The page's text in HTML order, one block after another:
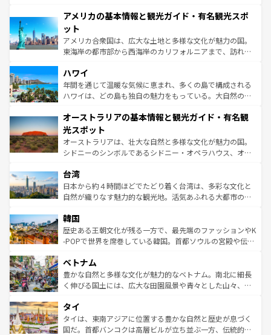
ンツ一覧を参照してほしい。
の建物がそのまま残る町や、スイスならではのユニークな
博物館もあり、アルプス観光だけでなく町歩きも満喫する
ことができる。国民の所得が高いため物価も高いが、旅行
者向けの交通パス提供のサービスもあり、うまく活用すれ
着のスイス情報は
アメリカの基本情報と観光ガイド・有名観光スポ
ット
アメリカ合衆国は、広大な土地と多様な文化が魅力の国。
東海岸の都市部から西海岸のカリフォルニアまで、訪れる
のような巨大都市は、観光、ショッピング、エンターテイ
ンメントが詰まった刺激的なスポットだ。一方、アメリカ
西部には大自然が広がり、グランドキャニオンやイエロー
部のニューオーリンズでは、音楽と美食が融合した独特の
文化が魅力。旅行者はアメリカの各地域で異なる魅力を楽
しみながら、その多様性と豊かな歴史を感じることができ
るだろう。車でのロードトリップや列車の旅も、アメリカ
情報は
ハワイ
年間を通じて温暖な気候に恵まれ、多くの島で構成される
ハワイは、どの島も独自の魅力をもっている。大自然の神
ワイ島は見逃せない。また、定番の観光地といえばオアフ
島だが、静かな自然を求めるならマウイ島やカウアイ島が
おすすめ。エメラルドグリーンに輝く海をはじめ、豊かな
文化や歴史が息づいている。「アロハスピリット」と呼ば
人々、おいしいローカルフードやハワイアンミュージッ
ク、伝統的なフラダンスなど、すべてがハワイの魅力を彩
っている。訪れるたびに新しい発見と感動が待っているハ
はコンテンツ一覧
オーストラリアの基本情報と観光ガイド・有名観
光スポット
オーストラリアは、壮大な自然と多様な文化が魅力の国。
シドニーのシンボルであるシドニー・オペラハウス、オー
リアリーフや大陸中央部にそびえるウルル（エアーズロッ
ク）、タスマニアの美しい原生林やケアンズの熱帯雨林な
ど、見どころがたくさん。また、カフェやワイン、オージ
いる。アクティビティも充実しており、サーフィンやダイ
ビング、ハイキングなど、アウトドア好きにはたまらな
い。オーストラリアの多彩な魅力を存分に味わいつくそ
参照してほしい。
台湾
日本から約４時間ほどでたどり着く台湾は、多彩な文化と
自然が織りなす魅力的な観光地。活気あふれる大都市の台
ン）、静ひつな山岳地帯である台湾東部など、都市の喧騒
と山間の静けさが共存しており、訪れる人に新しい発見と
驚きをもたらしてくれる。また、奥深い台湾の食文化も魅
容にもいいと評判のスイーツなど、バラエティ豊かな料理
が味わえる。 なお、新着の台湾情報は コンテンツ一覧を参
照してほしい。
韓国
歴史ある王朝文化が残る一方で、最先端のファッションやK
-POPで世界を席巻している韓国。首都ソウルの宮殿や伝統
き、地方に足を延ばせば四季折々の自然美を楽しむことが
できる。そして、キムチや焼肉、絶品のストリートフード
まで、さまざまな韓国料理が待っている。夜には、韓国な
リティに包まれながら、韓国の多彩な魅力を心ゆくまで味
わってみてほしい。 なお、新着の韓国情報はコンテンツ一
覧を参照してほしい。
ベトナム
豊かな自然と多様な文化が魅力的なベトナム。南北に細長
く伸びる国土には、広大な田園風景や青々とした山々、世
急速な発展と共に伝統が息づく。ハノイの古い町並みやホ
ーチミン市のフランス統治時代の建物も、独特の雰囲気を
醸し出している。また、バラエティの豊かさとおいしさで
タイ
タイは、東南アジアに位置する豊かな自然と歴史が息づく
国だ。首都バンコクは高層ビルが立ち並ぶ一方、伝統的な